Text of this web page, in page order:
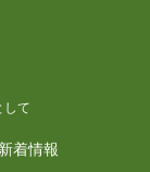
して
新着情報